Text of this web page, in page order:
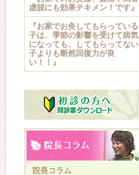
虚脱にも効果テキメン！です』
『お家でお灸してもらっている
子は、季節の影響を受けて病気
になっても、してもらってない
子よりも断然回復力が良
い！！』
院長コラム